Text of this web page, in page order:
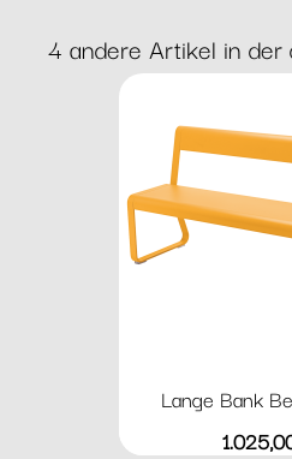
4 andere Artikel in der
Lange Bank
Preis